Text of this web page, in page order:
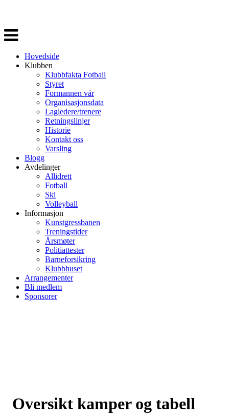
Veksle
navigasjon
Hovedside
Klubben
Klubbfakta Fotball
Styret
Formannen vår
Organisasjonsdata
Lagledere/trenere
Retningslinjer
Historie
Kontakt oss
Varsling
Blogg
Avdelinger
Allidrett
Fotball
Ski
Volleyball
Informasjon
Kunstgressbanen
Treningstider
Årsmøter
Politiattester
Barneforsikring
Klubbhuset
Arrangementer
Bli medlem
Sponsorer
Oversikt kamper og tabell